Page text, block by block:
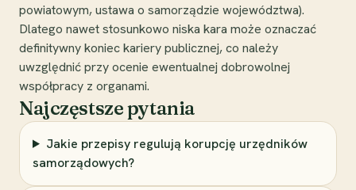
powiatowym, ustawa o samorządzie województwa).
Dlatego nawet stosunkowo niska kara może oznaczać
definitywny koniec kariery publicznej, co należy
uwzględnić przy ocenie ewentualnej dobrowolnej
współpracy z organami.
Najczęstsze pytania
Jakie przepisy regulują korupcję urzędników
samorządowych?